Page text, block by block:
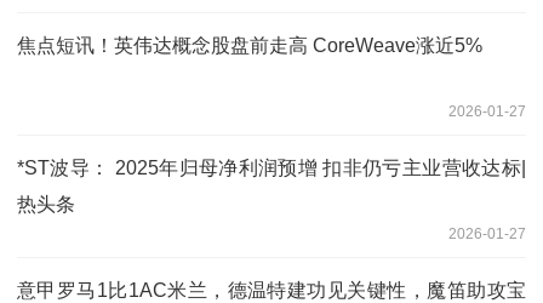
焦点短讯！英伟达概念股盘前走高 CoreWeave涨近5%
2026-01-27
*ST波导： 2025年归母净利润预增 扣非仍亏主业营收达标|
热头条
2026-01-27
意甲罗马1比1AC米兰，德温特建功见关键性，魔笛助攻宝